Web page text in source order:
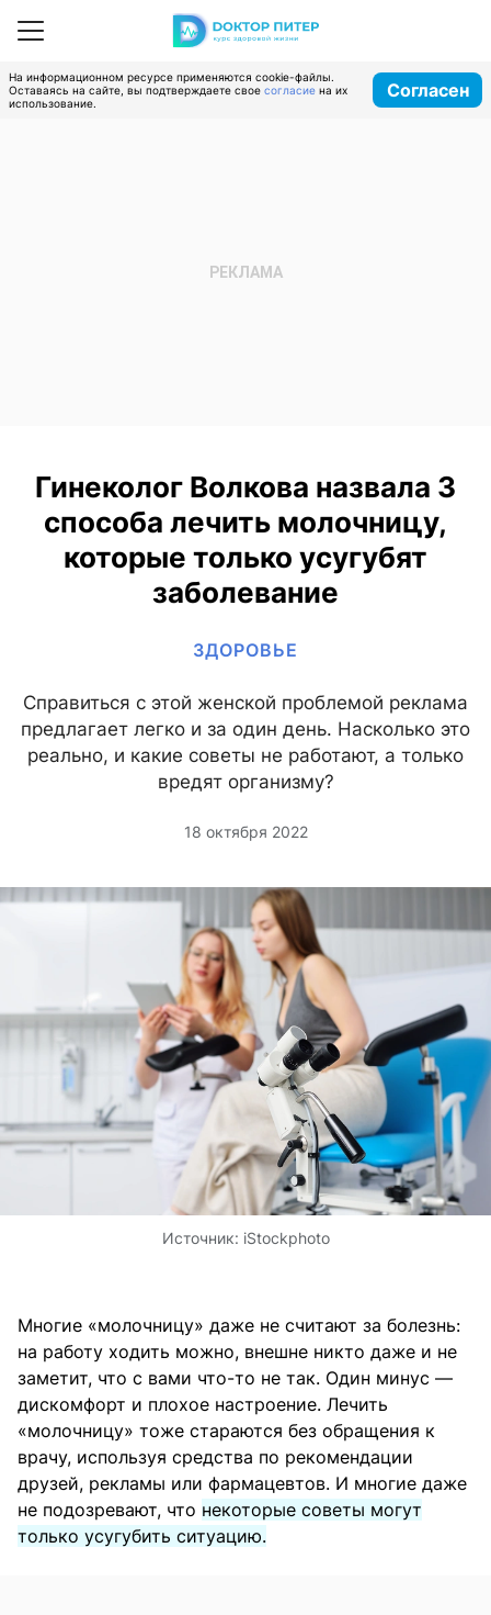
На информационном ресурсе применяются cookie-файлы.
Оставаясь на сайте, вы подтверждаете свое согласие на их
использование.
Согласен
Гинеколог Волкова назвала 3
способа лечить молочницу,
которые только усугубят
заболевание
ЗДОРОВЬЕ
Справиться с этой женской проблемой реклама
предлагает легко и за один день. Насколько это
реально, и какие советы не работают, а только
вредят организму?
18 октября 2022
Источник: iStockphoto
Многие «молочницу» даже не считают за болезнь:
на работу ходить можно, внешне никто даже и не
заметит, что с вами что-то не так. Один минус —
дискомфорт и плохое настроение. Лечить
«молочницу» тоже стараются без обращения к
врачу, используя средства по рекомендации
друзей, рекламы или фармацевтов. И многие даже
не подозревают, что некоторые советы могут
только усугубить ситуацию.